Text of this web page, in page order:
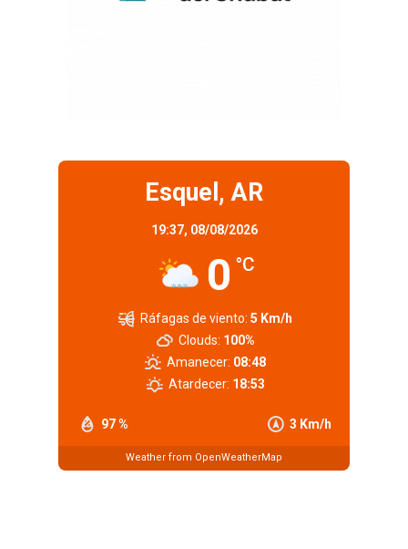
Esquel, AR
19:37, 08/08/2026
0 °C
97 % 3 Km/h
Ráfagas de viento: 5 Km/h
Clouds: 100%
Amanecer: 08:48
Atardecer: 18:53
Weather from OpenWeatherMap